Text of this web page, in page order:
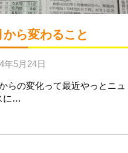
から変わること
年5月24日
らの変化って最近やっとニュ
に…